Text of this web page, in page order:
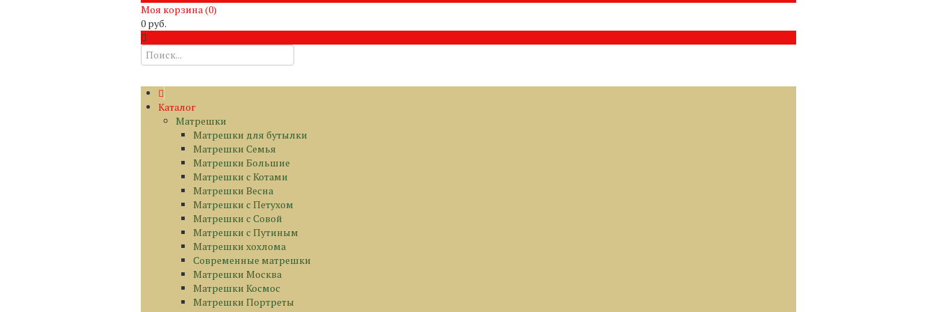
Моя корзина (0)
0 руб.
Каталог
Матрешки
Матрешки для бутылки
Матрешки Семья
Матрешки Большие
Матрешки с Котами
Матрешки Весна
Матрешки с Петухом
Матрешки с Совой
Матрешки с Путиным
Матрешки хохлома
Современные матрешки
Матрешки Москва
Матрешки Космос
Матрешки Портреты